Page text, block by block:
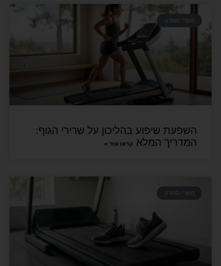
מוצרי ספורט
השפעת שיפוע בהליכון על שרירי הגוף:
המדריך המלא קראו עוד »
מוצרי ספורט